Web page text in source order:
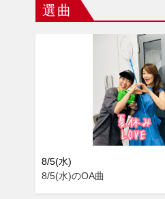
選曲
8/5(水)
8/5(水)のOA曲